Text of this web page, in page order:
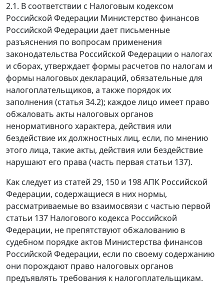
2.1. В соответствии с Налоговым кодексом
Российской Федерации Министерство финансов
Российской Федерации дает письменные
разъяснения по вопросам применения
законодательства Российской Федерации о налогах
и сборах, утверждает формы расчетов по налогам и
формы налоговых деклараций, обязательные для
налогоплательщиков, а также порядок их
заполнения (статья 34.2); каждое лицо имеет право
обжаловать акты налоговых органов
ненормативного характера, действия или
бездействие их должностных лиц, если, по мнению
этого лица, такие акты, действия или бездействие
нарушают его права (часть первая статьи 137).
Как следует из статей 29, 150 и 198АПК Российской
Федерации, содержащиеся в них нормы,
рассматриваемые во взаимосвязи с частью первой
статьи 137 Налогового кодекса Российской
Федерации, не препятствуют обжалованию в
судебном порядке актов Министерства финансов
Российской Федерации, если по своему содержанию
они порождают право налоговых органов
предъявлять требования к налогоплательщикам.